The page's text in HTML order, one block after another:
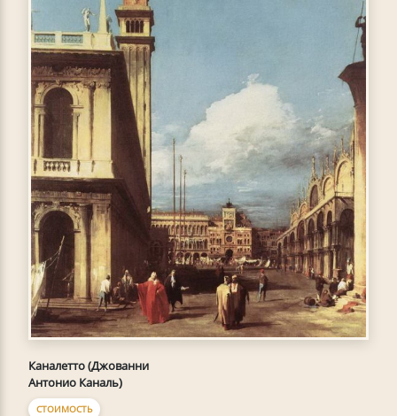
Каналетто (Джованни
Антонио Каналь)
СТОИМОСТЬ